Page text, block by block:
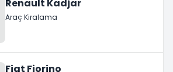
Renault Kadjar
Araç Kiralama
Fiat Fiorino